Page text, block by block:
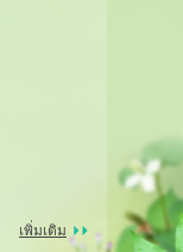
เพิ่มเติม